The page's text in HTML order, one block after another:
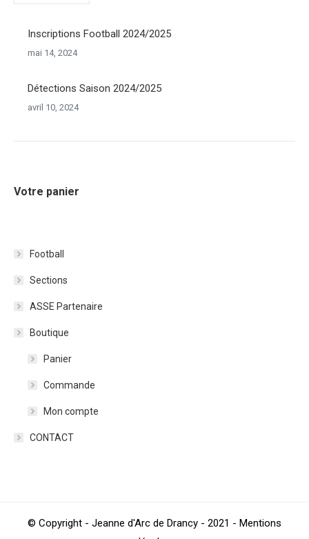
Inscriptions Football 2024/2025
mai 14, 2024
Détections Saison 2024/2025
avril 10, 2024
Votre panier
Football
Sections
ASSE Partenaire
Boutique
Panier
Commande
Mon compte
CONTACT
© Copyright - Jeanne d'Arc de Drancy - 2021 - Mentions